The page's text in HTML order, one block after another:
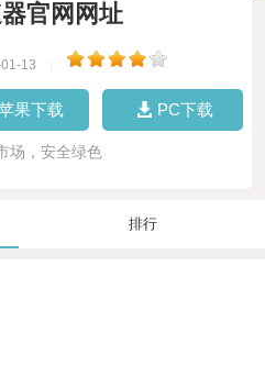
官网网址
13
果下载 PC下载
场，安全绿色
排行